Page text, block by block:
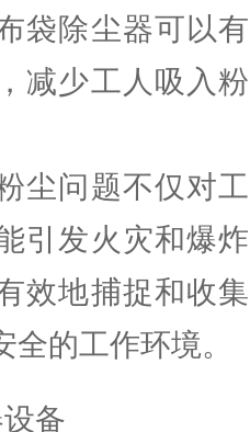
袋除尘器可以
减少工人吸入
尘问题不仅对
引发火灾和爆
效地捕捉和收
的工作环境。